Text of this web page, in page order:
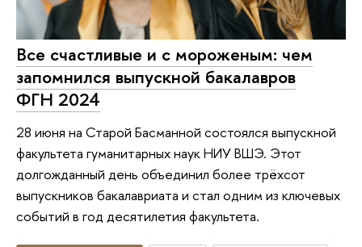
Все счастливые и с мороженым: чем
запомнился выпускной бакалавров
ФГН 2024
28 июня на Старой Басманной состоялся выпускной
факультета гуманитарных наук НИУ ВШЭ. Этот
долгожданный день объединил более трёхсот
выпускников бакалавриата и стал одним из ключевых
событий в год десятилетия факультета.